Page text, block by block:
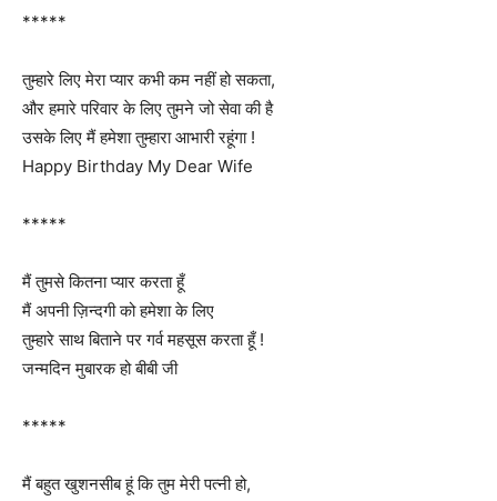
*****
तुम्हारे लिए मेरा प्यार कभी कम नहीं हो सकता,
और हमारे परिवार के लिए तुमने जो सेवा की है
उसके लिए मैं हमेशा तुम्हारा आभारी रहूंगा !
Happy Birthday My Dear Wife
*****
मैं तुमसे कितना प्यार करता हूँ
मैं अपनी ज़िन्दगी को हमेशा के लिए
तुम्हारे साथ बिताने पर गर्व महसूस करता हूँ !
जन्मदिन मुबारक हो बीबी जी
*****
मैं बहुत खुशनसीब हूं कि तुम मेरी पत्नी हो,